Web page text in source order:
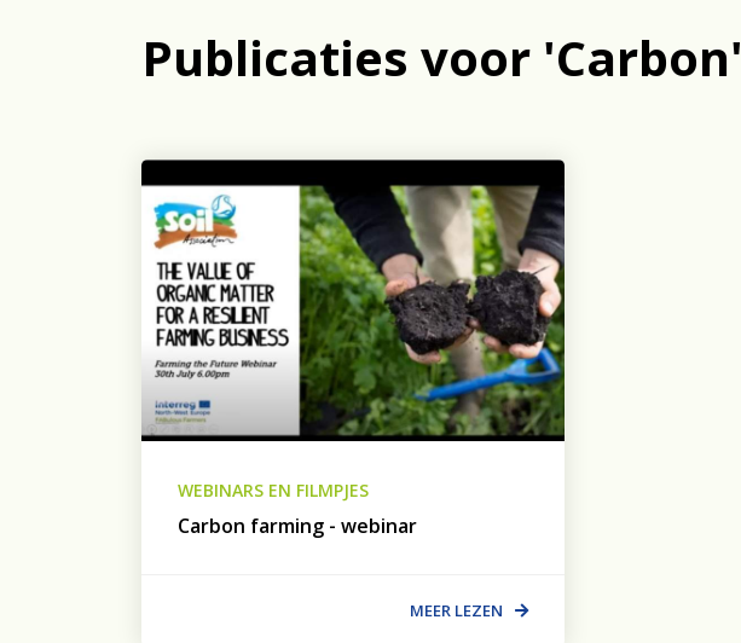
Publicaties voor 'Carbon'
WEBINARS EN FILMPJES
Carbon farming - webinar
MEER LEZEN